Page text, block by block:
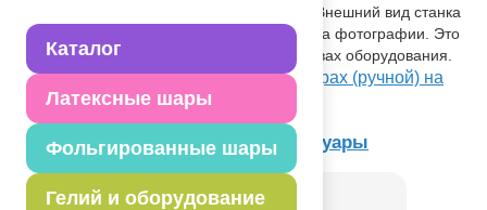
Каталог
Латексные шары
Фольгированные шары
Гелий и оборудование
станка ал малая 350 х 250. Внимание! Внешний вид станка
может отличаться от представленного на фотографии. Это
не скажется на потребительских свойствах оборудования.
Посмотреть Станок для печати на шарах (ручной) на
Портале оптовых закупок
Товар из разделаСтанки и аксессуары